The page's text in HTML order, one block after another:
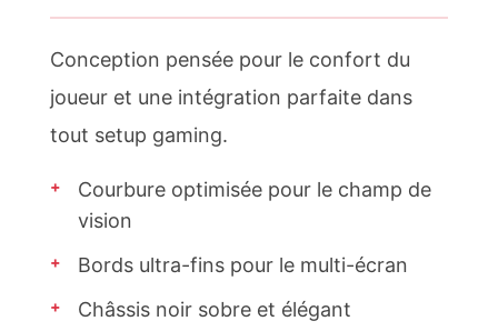
Conception pensée pour le confort du
joueur et une intégration parfaite dans
tout setup gaming.
+
Courbure optimisée pour le champ de
vision
+ Bords ultra-fins pour le multi-écran
+ Châssis noir sobre et élégant